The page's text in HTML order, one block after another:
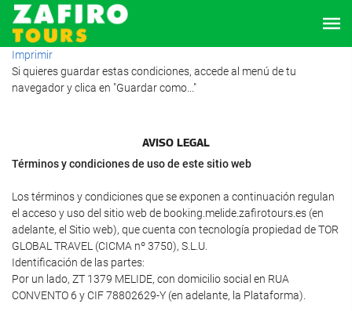
Imprimir
Si quieres guardar estas condiciones, accede al menú de tu
navegador y clica en "Guardar como..."
AVISO LEGAL
Términos y condiciones de uso de este sitio web
Los términos y condiciones que se exponen a continuación regulan
el acceso y uso del sitio web de booking.melide.zafirotours.es (en
adelante, el Sitio web), que cuenta con tecnología propiedad de TOR
GLOBAL TRAVEL (CICMA nº 3750), S.L.U.
Identificación de las partes:
Por un lado, ZT 1379 MELIDE, con domicilio social en RUA
CONVENTO 6 y CIF 78802629-Y (en adelante, la Plataforma).